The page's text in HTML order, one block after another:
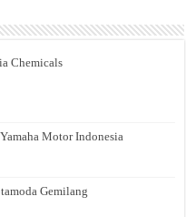
Chemicals
Motor Indonesia
Gemilang